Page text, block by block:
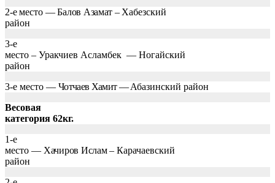
2-е место —Балов Азамат – Хабезский
район
3-е
место – Уракчиев Асламбек — Ногайский
район
3-е место — Чотчаев Хамит —Абазинский район
Весовая
категория 62кг.
1-е
место — Хачиров Ислам – Карачаевский
район